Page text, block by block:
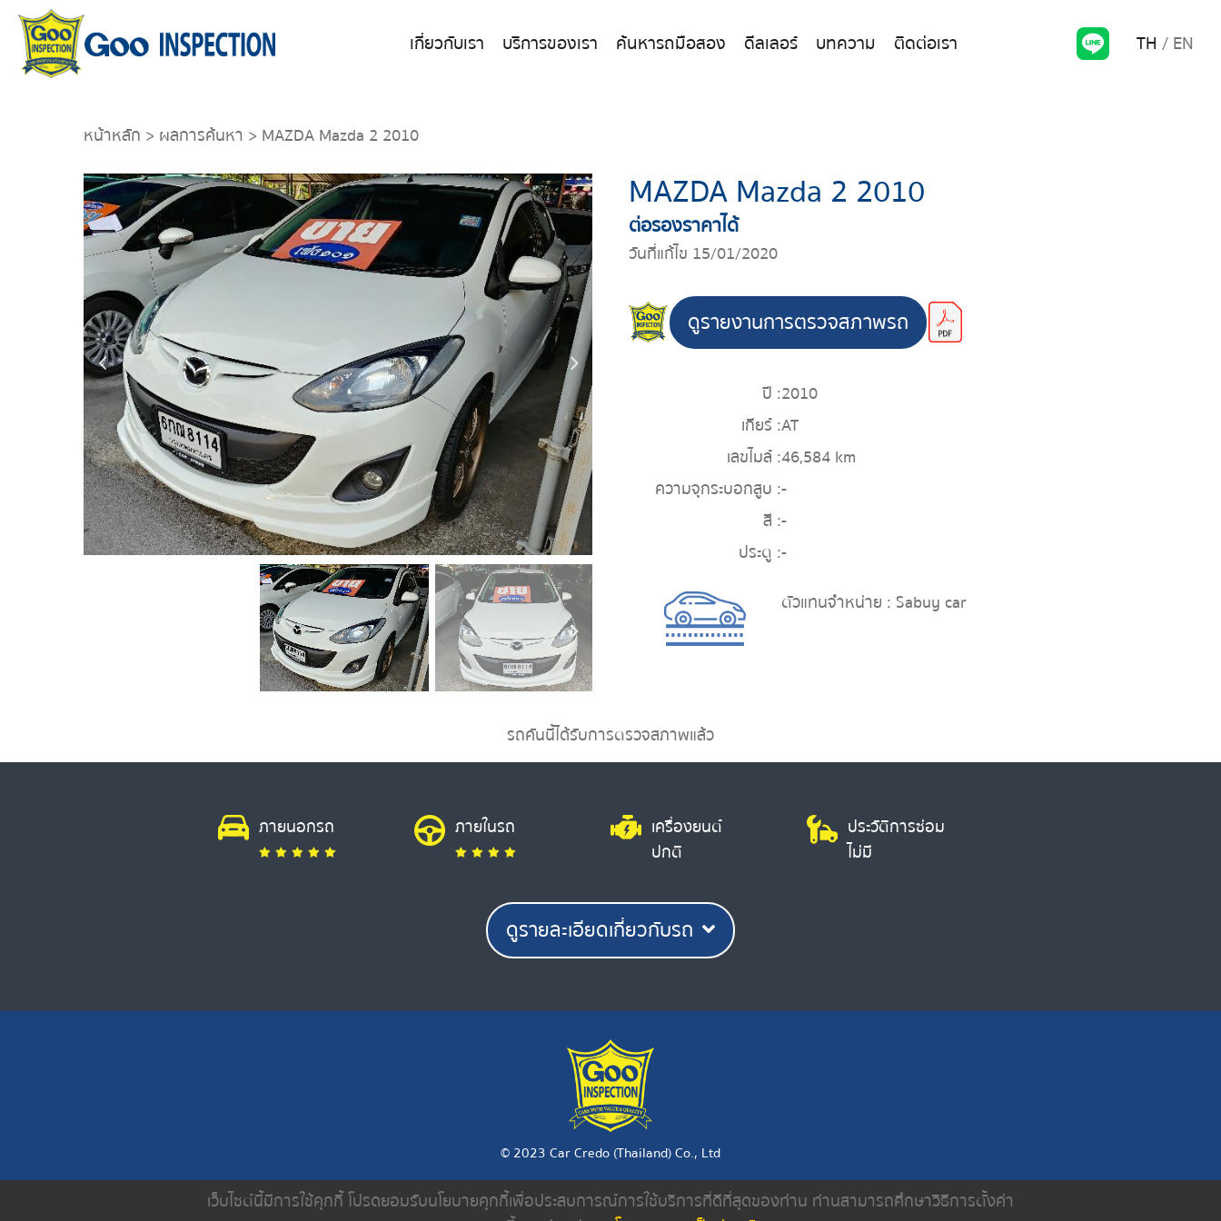
เกี่ยวกับเรา บริการของเรา ค้นหารถมือสอง ดีลเลอร์ บทความ ติดต่อเรา TH EN
หน้าหลัก > ผลการค้นหา > MAZDA Mazda 2 2010
MAZDA Mazda 2 2010
ต่อรองราคาได้
วันที่แก้ไข 15/01/2020
ดูรายงานการตรวจสภาพรถ
ปี :2010
เกียร์ :AT
เลขไมล์ :46,584 km
ความจุกระบอกสูบ :-
สี :-
ประตู :-
ตัวแทนจำหน่าย : Sabuy car
รถคันนี้ได้รับการตรวจสภาพแล้ว
ภายนอกรถ ภายในรถ
เครื่องยนต์
ปกติ
ประวัติการซ่อม
ไม่มี
ดูรายละเอียดเกี่ยวกับรถ
© 2023 Car Credo (Thailand) Co., Ltd
เกี่ยวกับเรา บริการของเรา ค้นหารถมือสอง ดีลเลอร์ บทความ ติดต่อเรา นโยบายความเป็นส่วนตัว
เว็บไซต์นี้มีการใช้คุกกี้ โปรดยอมรับนโยบายคุกกี้เพื่อประสบการณ์การใช้บริการที่ดีที่สุดของท่าน ท่านสามารถศึกษาวิธีการตั้งค่า